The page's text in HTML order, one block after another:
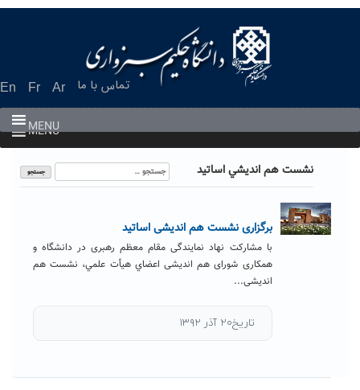
En Fr Ar تماس با ما
MENU
MENU
نشست هم انديشي اساتيد
جستجو
برای:
برگزاری نشست هم اندیشی اساتید
با مشارکت نهاد نمایندگی مقام معظم رهبری در دانشگاه و
همکاری شورای هم اندیشی اعضاي هيأت علمي، نشست هم
اندیشی...
تاریخ۲۰ آذر ۱۳۹۲